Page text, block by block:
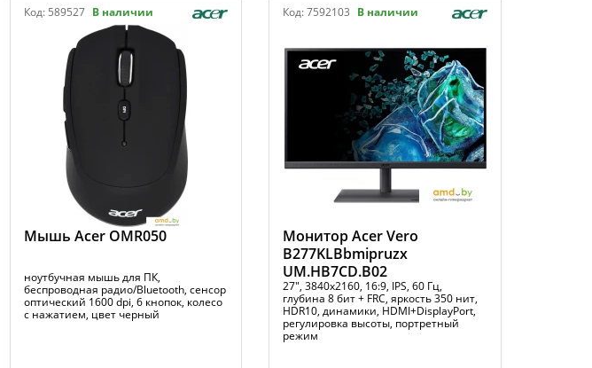
Код: 589527 В наличии
Мышь Acer OMR050
ноутбучная мышь для ПК,
беспроводная радио/Bluetooth, сенсор
оптический 1600 dpi, 6 кнопок, колесо
с нажатием, цвет черный
Код:7592103 В наличии
Монитор Acer Vero
B277KLBbmipruzx
UM.HB7CD.B02
27", 3840x2160, 16:9, IPS, 60 Гц,
глубина 8 бит + FRC, яркость 350 нит,
HDR10, динамики, HDMI+DisplayPort,
регулировка высоты, портретный
режим